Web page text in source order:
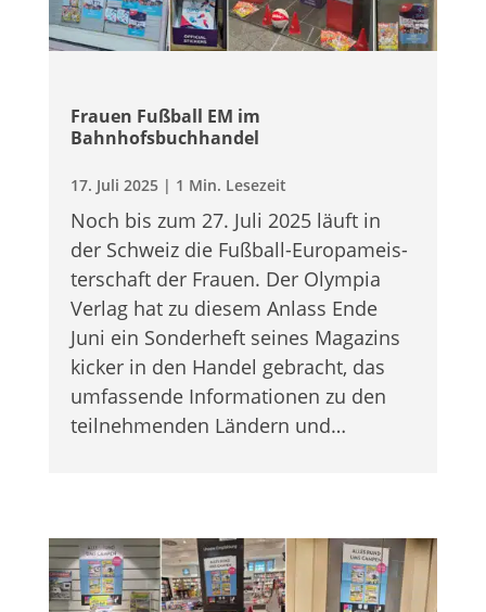
Frauen Fuß­ball EM im
Bahnhofsbuchhandel
17. Juli 2025| 1 Min. Lesezeit
Noch bis zum 27. Juli 2025 läuft in
der Schweiz die Fuß­ball-Euro­pa­meis­
ter­schaft der Frauen. Der Olym­pia
Ver­lag hat zu die­sem Anlass Ende
Juni ein Son­der­heft sei­nes Maga­zins
kicker in den Han­del gebracht, das
umfas­sende Infor­ma­tio­nen zu den
teil­neh­men­den Län­dern und…